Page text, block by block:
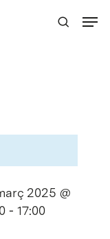
2025 @
- 17:00